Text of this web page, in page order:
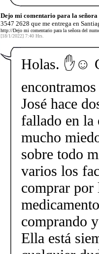
Dejo mi comentario para la
3547 2628 que me entrega en
http://Dejo mi comentario para la señora del
[18/1/2022] 7:40 Hrs.
Holas. ✋☺️
José hace
fallado en la
mucho
sobre todo
varios los
comprar por
comprando
Ella está